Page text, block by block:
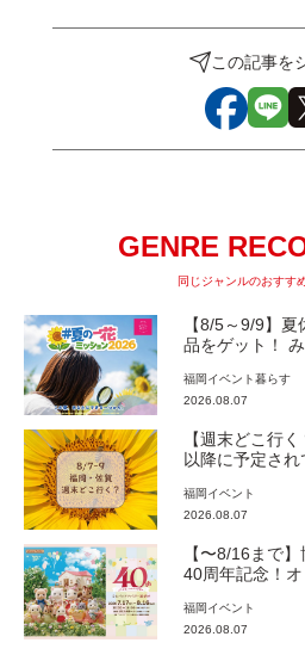
この記事を
GENRE
同じジャンルのおすす
【8/5～9/9】
品をゲット！
レンジ【一人一
福岡 イベント暮らす
2026.08.07
【週末どこ行
以降に予定さ
福岡 イベント
2026.08.07
【〜8/16まで
40周年記念！オ
こう（JR九州
福岡 イベント
2026.08.07